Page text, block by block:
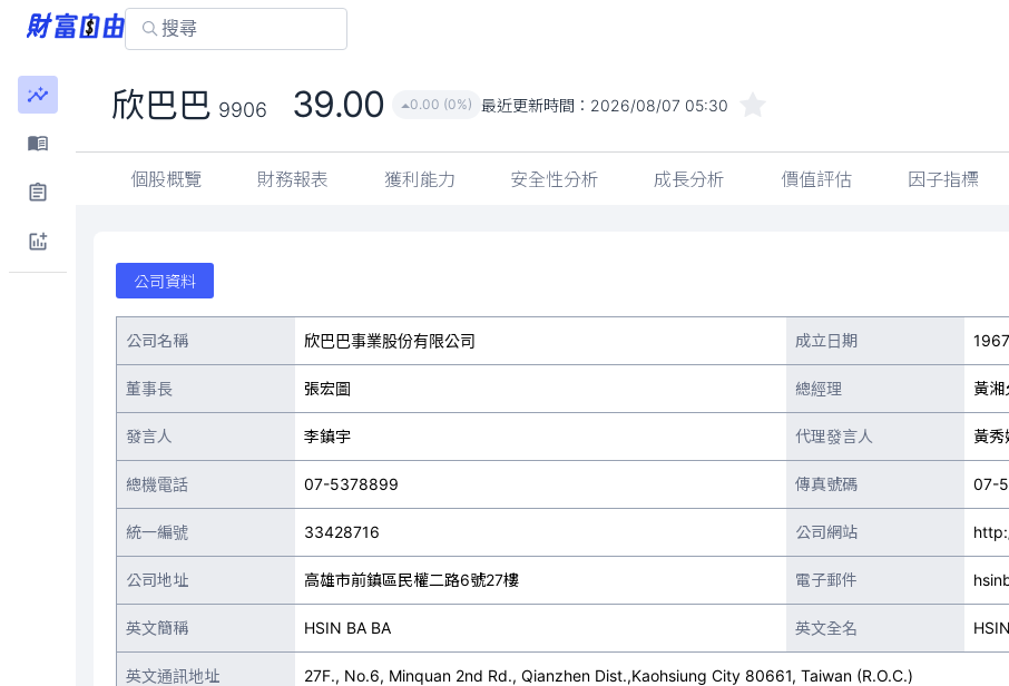
欣巴巴 9906 39.00 0.00 (0%) 最近更新時間： 2026/08/07 05:30
個股概覽 財務報表 獲利能力 安全性分析 成長分析 價值評估 因子指標
公司資料
公司名稱 欣巴巴事業股份有限公司 成立日期
董事長 張宏圖 總經理 黃湘
發言人 李鎮宇 代理發言人 黃秀
總機電話 07-5378899 傳真號碼 07-
統一編號 33428716 公司網站
公司地址 高雄市前鎮區民權二路6號27樓 電子郵件
英文簡稱 HSIN BA BA 英文全名
英文通訊地址 27F., No.6, Minquan 2nd Rd., Qianzhen Dist.,Kaohsiung City 80661, Taiwan (R.O.C.)